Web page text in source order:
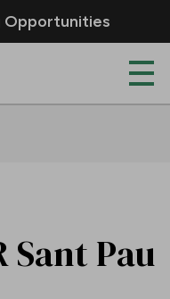
Opportunities
Sant Pau